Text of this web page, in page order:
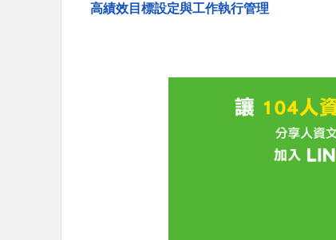
高績效目標設定與工作執行管理